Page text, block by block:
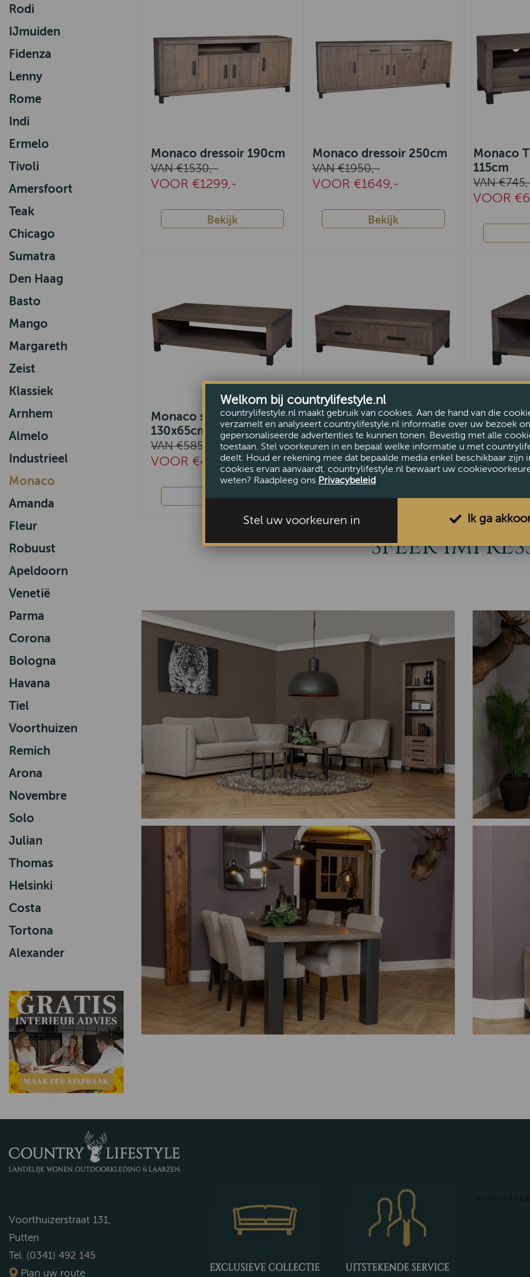
Rodi
IJmuiden
Fidenza
Lenny
Rome
Indi
Ermelo
Tivoli
Amersfoort
Teak
Chicago
Sumatra
Den Haag
Basto
Mango
Margareth
Zeist
Klassiek
Arnhem
Almelo
Industrieel
Monaco
Amanda
Fleur
Robuust
Apeldoorn
Venetië
Parma
Corona
Bologna
Havana
Tiel
Voorthuizen
Remich
Arona
Novembre
Solo
Julian
Thomas
Helsinki
Costa
Tortona
Alexander
Monaco dressoir 190cm
VAN €1530,-
VOOR €1299,-
Bekijk
Monaco dressoir 250cm
VAN €1950,-
VOOR €1649,-
Bekijk
Monaco
115cm
VAN
VOOR
Monaco salontafel
130x65cm
VAN €585,-
VOOR €499,-
Bekijk
Monaco salontafel
130x65cm + 2 laden
VAN €880,-
VOOR €749,-
Bekijk
Monaco
60x60cm
VAN
VOOR
SFEER
Voorthuizerstraat 131,
Putten
Tel. (0341) 492 145
Plan uw route
Welkom bij countrylifestyle.nl
countrylifestyle.nl maakt gebruik van cookies. Aan de hand van die
verzamelt en analyseert countrylifestyle.nl informatie over uw bezoek
gepersonaliseerde advertenties te kunnen tonen. Bevestig met alle
toestaan. Stel voorkeuren in en bepaal welke informatie u met
deelt. Houd er rekening mee dat bepaalde media enkel beschikbaar zijn
cookies ervan aanvaardt. countrylifestyle.nl bewaart uw
weten? Raadpleeg ons Privacybeleid
Stel uw voorkeuren in Ik ga